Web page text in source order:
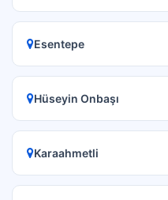
Esentepe
Hüseyin Onbaşı
Karaahmetli